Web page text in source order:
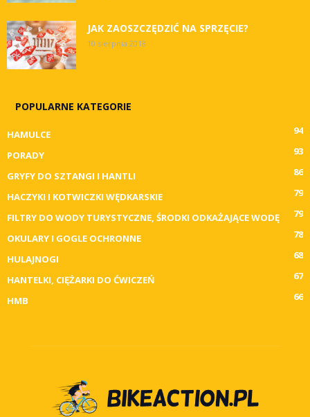
JAK ZAOSZCZĘDZIĆ NA SPRZĘCIE?
10 sierpnia 2018
POPULARNE KATEGORIE
HAMULCE
94
PORADY
93
GRYFY DO SZTANGI I HANTLI
86
HACZYKI I KOTWICZKI WĘDKARSKIE
79
FILTRY DO WODY TURYSTYCZNE, ŚRODKI ODKAŻAJĄCE WODĘ
79
OKULARY I GOGLE OCHRONNE
78
HULAJNOGI
68
HANTELKI, CIĘŻARKI DO ĆWICZEŃ
67
HMB
66